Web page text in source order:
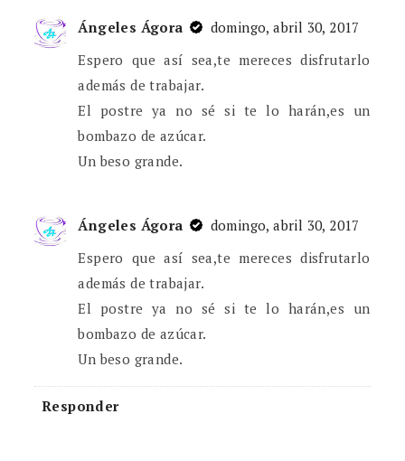
Ángeles Ágora
domingo, abril 30, 2017
Espero que así sea,te mereces disfrutarlo
además de trabajar.
El postre ya no sé si te lo harán,es un
bombazo de azúcar.
Un beso grande.
Ángeles Ágora
domingo, abril 30, 2017
Espero que así sea,te mereces disfrutarlo
además de trabajar.
El postre ya no sé si te lo harán,es un
bombazo de azúcar.
Un beso grande.
Responder